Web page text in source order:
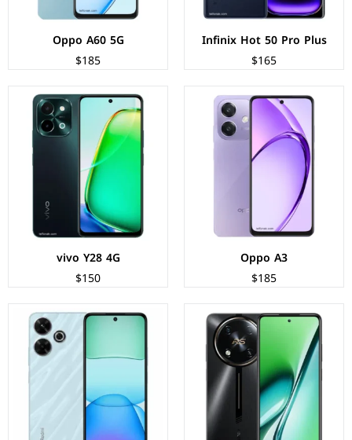
Infinix Hot 50 Pro Plus
$165
Oppo A60 5G
$185
Oppo A3
$185
vivo Y28 4G
$150
الشاشة:IPS LCD بحجم 6.56 بوصة بدقة HD+.
المعالج:Mediatek Helio G99 Ultimate
الكاميرات:
خلفية 50 م.ب / امامية 8 م.ب
الذاكرة+الرام:
نظام التشغيل:
البطارية:5000 ملي امبير - 45 واط
عرض المواصفات ←
الشاشة:IPS LCD بحجم 6.79 بوصة بدقة FHD+.
المعالج:Mediatek Helio G91 Ultra
الكاميرات:خلفية 108+2 م.ب/ امامية 13 م.ب.
الذاكرة+الرام:128/256 + 6/8 جيجابايت
نظام التشغيل:Android 14
عرض المواصفات ←
الشاشة:
المعالج:Qualcomm Snapdragon 680 4G
الكاميرات:خلفية 50+2 م.ب / امامية 8 م.ب
الذاكرة+الرام:128/256 + 8 جيجابايت
نظام التشغيل:Android 14
عرض المواصفات ←
المعالج:
الذاكرة+الرام:256 + 8 جيجابايت
نظام التشغيل:Android 14
البطارية:
عرض المواصفات ←